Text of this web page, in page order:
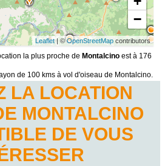
−
Leaflet| ©OpenStreetMapcontributors
la plus proche de Montalcino est à 176
de 100 kms à vol d'oiseau de Montalcino.
LA LOCATION
MONTALCINO
DE VOUS